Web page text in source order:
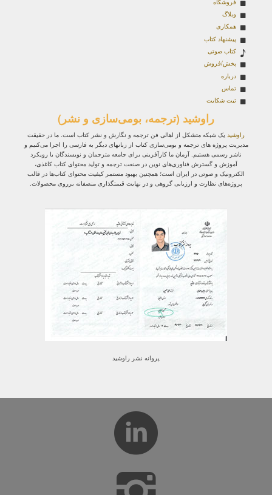
وبلاگ
همکاری
پیشنهاد کتاب
کتاب صوتی
پخش/فروش
درباره
تماس
ثبت شکایت
راوشید (ترجمه، بومی‌سازی و نشر)
راوشید یک شبکه متشکل از اهالی فن ترجمه و نگارش و نشر کتاب است. ما در حقیقت
مدیریت پروژه‌ های ترجمه و بومی‌سازی کتاب از زبانهای دیگر به فارسی را اجرا می‌کنیم و
ناشر رسمی هستیم. آرمان ما کارآفرینی برای جامعه مترجمان و نویسندگان با رویکرد
آموزش و گسترش فناوری‌های نوین در صنعت ترجمه و تولید محتوای کتاب کاغذی،
الکترونیک و صوتی در ایران است؛ همچنین بهبود مستمر کیفیت محتوای کتاب‌ها در قالب
پروژه‌های نظارت و ارزیابی گروهی و در نهایت قیمتگذاری منصفانه برروی محصولات.
پروانه نشر راوشید